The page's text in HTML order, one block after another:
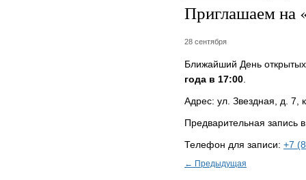
Приглашаем на
28 сентября
Ближайший День
года в 17:00
Адрес: ул. Звездная, д. 7,
Предварительная запись
Телефон для записи: +7
← Предыдущая